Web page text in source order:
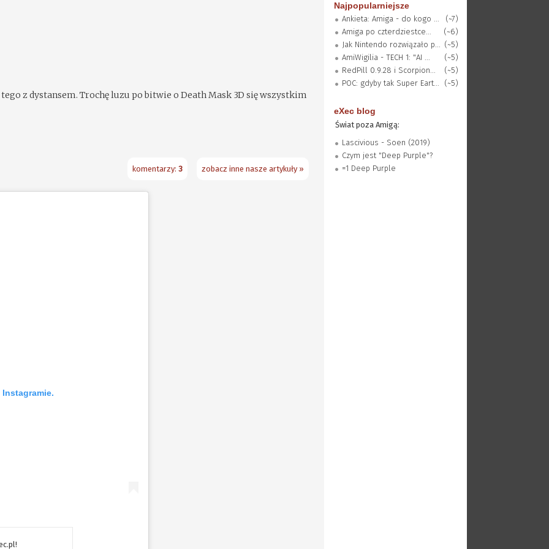
z dystansem. Trochę luzu po bitwie o Death Mask 3D się wszystkim
zobacz inne nasze artykuły »
komentarzy: 3
Najpopularniejsze
Ankieta: Amiga - do kogo ...
(~7)
Amiga po czterdziestce...
(~6)
Jak Nintendo rozwiązało p... (~5)
AmiWigilia - TECH 1: "AI ...
(~5)
RedPill 0.9.28 i Scorpion...
(~5)
POC: gdyby tak Super Eart...
(~5)
eXec blog
Świat poza Amigą:
Lascivious - Soen (2019)
Czym jest "Deep Purple"?
=1 Deep Purple